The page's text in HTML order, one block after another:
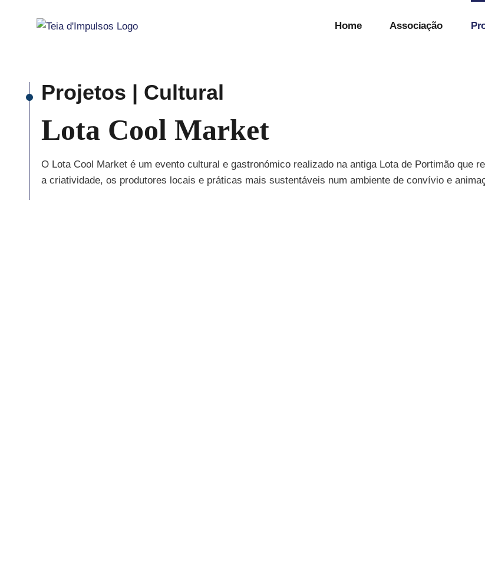
Home Associação
Projetos | Cultural
Lota Cool Market
O Lota Cool Market é um evento cultural e gastronómico realizado na antiga Lota de Portimão que
a criatividade, os produtores locais e práticas mais sustentáveis num ambiente de convívio e